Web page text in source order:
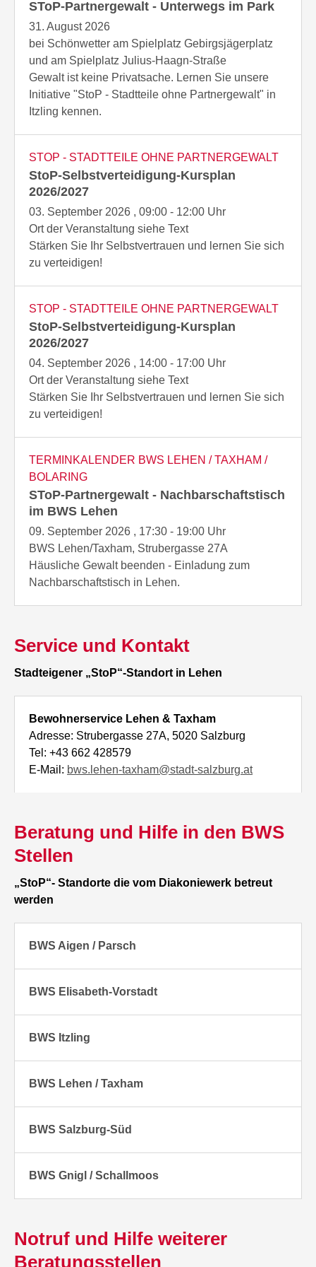
STOP geht es um Gewaltfreiheit und
Gleichberechtigung in Ehe und Partnerschaft und in
der Gesellschaft.
Werden Sie aktiv, stärken Sie Ihren Mut und
machen bei StoP mit!
zusammentun und überlegen, wie Sie helfen
Betretungs- und
Annäherungsverbot verhängen.
SToP-Partnergewalt - Unterwegs im Park
31. August 2026
bei Schönwetter am Spielplatz Gebirgsjägerplatz
und am Spielplatz Julius-Haagn-Straße
Gewalt ist keine Privatsache. Lernen Sie unsere
Initiative "StoP - Stadtteile ohne Partnergewalt" in
Itzling kennen.
STOP - STADTTEILE OHNE PARTNERGEWALT
StoP-Selbstverteidigung-Kursplan
2026/2027
03. September 2026 , 09:00 - 12:00 Uhr
Ort der Veranstaltung siehe Text
Stärken Sie Ihr Selbstvertrauen und lernen Sie sich
zu verteidigen!
STOP - STADTTEILE OHNE PARTNERGEWALT
StoP-Selbstverteidigung-Kursplan
2026/2027
04. September 2026 , 14:00 - 17:00 Uhr
Ort der Veranstaltung siehe Text
Stärken Sie Ihr Selbstvertrauen und lernen Sie sich
zu verteidigen!
TERMINKALENDER BWS LEHEN / TAXHAM /
BOLARING
SToP-Partnergewalt - Nachbarschaftstisch
im BWS Lehen
09. September 2026 , 17:30 - 19:00 Uhr
BWS Lehen/Taxham, Strubergasse 27A
Häusliche Gewalt beenden - Einladung zum
Nachbarschaftstisch in Lehen.
Service und Kontakt
Stadteigener „StoP“-Standort in Lehen
Bewohnerservice Lehen & Taxham
Adresse: Strubergasse 27A, 5020 Salzburg
Tel: +43 662 428579
E-Mail: bws.lehen-taxham@stadt-salzburg.at
Beratung und Hilfe in den BWS
Stellen
„StoP“- Standorte die vom Diakoniewerk betreut
werden
BWS Aigen / Parsch
BWS Elisabeth-Vorstadt
BWS Itzling
BWS Lehen / Taxham
BWS Salzburg-Süd
BWS Gnigl / Schallmoos
Notruf und Hilfe weiterer
Beratungsstellen